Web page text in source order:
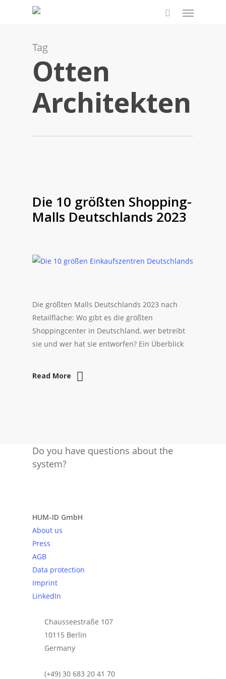
Menu
Tag
Otten
Architekten
Die 10 größten Shopping-
Malls Deutschlands 2023
Die größten Malls Deutschlands 2023 nach
Retailfläche: Wo gibt es die größten
Shoppingcenter in Deutschland, wer betreibt
sie und wer hat sie entworfen? Ein Überblick
Read More
Do you have questions about the
system?
HUM-ID GmbH
About us
Press
AGB
Data protection
Imprint
LinkedIn
Chausseestraße 107
10115 Berlin
Germany
(+49) 30 683 20 41 70